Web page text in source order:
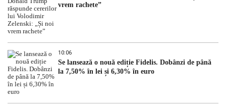
vrem rachete”
10:06
Se lansează o nouă ediție Fidelis. Dobânzi de până
la 7,50% în lei și 6,30% în euro